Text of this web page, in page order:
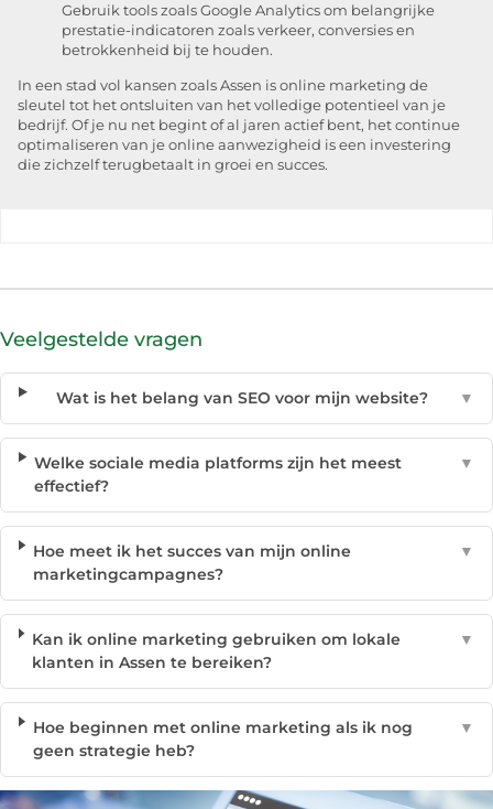
Gebruik tools zoals Google Analytics om belangrijke
prestatie-indicatoren zoals verkeer, conversies en
betrokkenheid bij te houden.
In een stad vol kansen zoals Assen is online marketing de
sleutel tot het ontsluiten van het volledige potentieel van je
bedrijf. Of je nu net begint of al jaren actief bent, het continue
optimaliseren van je online aanwezigheid is een investering
die zichzelf terugbetaalt in groei en succes.
Veelgestelde vragen
Wat is het belang van SEO voor mijn website? ▼
Welke sociale media platforms zijn het meest
effectief?
▼
Hoe meet ik het succes van mijn online
marketingcampagnes?
▼
Kan ik online marketing gebruiken om lokale
klanten in Assen te bereiken?
▼
Hoe beginnen met online marketing als ik nog
geen strategie heb?
▼